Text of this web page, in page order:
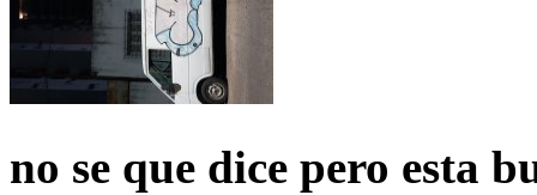
no se que dice pero esta